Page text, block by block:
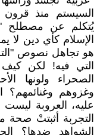
السيستم منذ قرون
يُتكلم عن مصطلح
الإسلام كأي دين
هو تجاهل نصوص
التي فيه! لكن
الصحراء ولونها
وغزوهم وغنائمهم؟
عليه، العروبة
التجربة أثبتتْ صحة
الشواهد ضدها؟